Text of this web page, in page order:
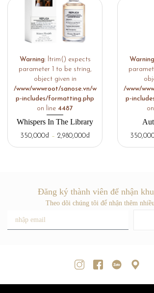
Warning: ltrim() expects
parameter 1 to be string,
object given in
/www/wwwroot/sanose.vn/w
p-includes/formatting.php
on line 4487
Whispers In The Library
350,000₫ – 2,980,000₫
Warning
/www/
p-
Đăng ký thành viên để nhận
Theo dõi chúng tôi để nhận thêm